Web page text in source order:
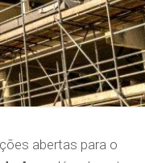
abertas para o